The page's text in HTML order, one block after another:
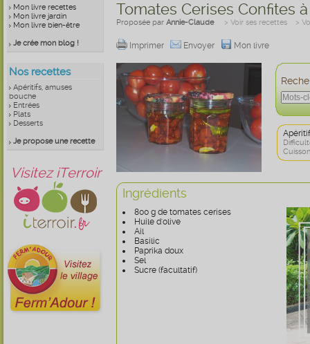
Mon livre recettes
Mon livre jardin
Mon livre bien-être
Je crée mon blog !
Nos recettes
Apéritifs, amuses
bouche
Entrées
Plats
Desserts
Je propose une recette
Visitez iTerroir
Tomates Cerises Confites
Proposée par Annie-Claude > Voir ses recettes >
Imprimer Envoyer Mon livre
Ingrédients
800 g de tomates cerises
Huile d'olive
Ail
Basilic
Paprika doux
Sel
Sucre (facultatif)